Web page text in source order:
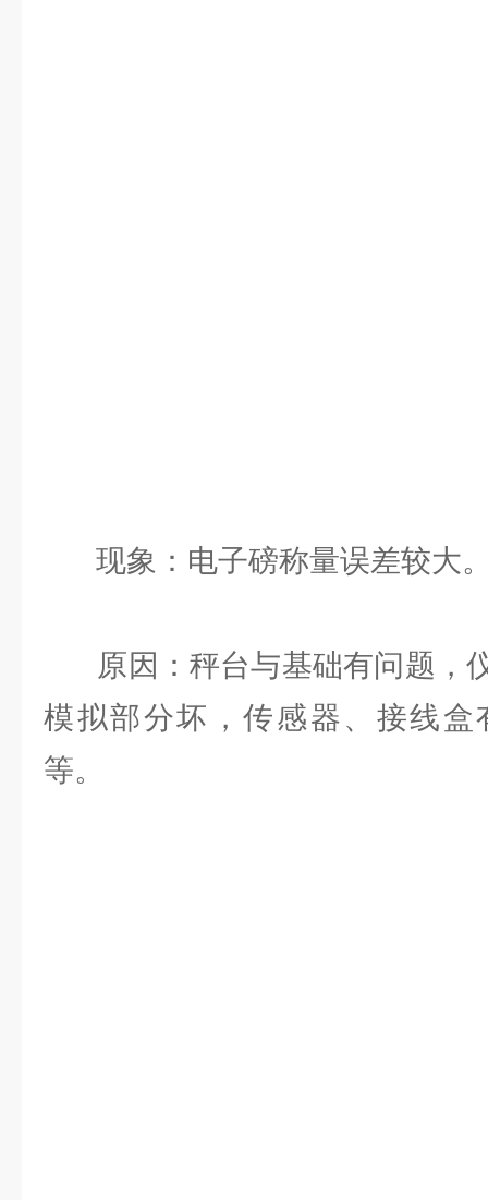
现象：电子磅称量误差较大
原因：秤台与基础有问题，
模拟部分坏，传感器、接线盒
等。